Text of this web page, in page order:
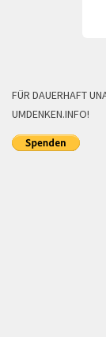
FÜR DAUERHAFT
UMDENKEN.INFO!